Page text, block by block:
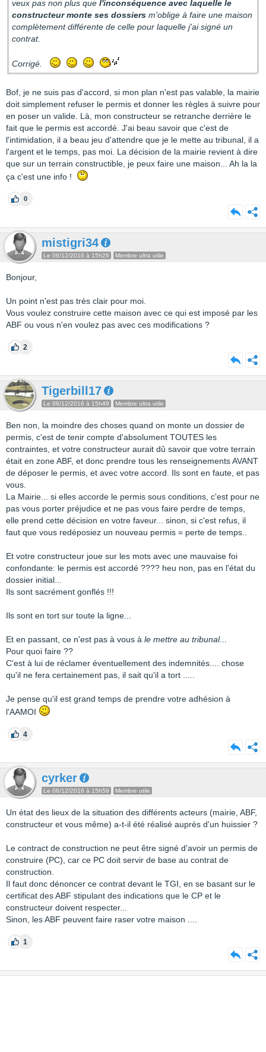
veux pas non plus que l'inconséquence avec laquelle le
constructeur monte ses dossiers m'oblige à faire une maison
complètement différente de celle pour laquelle j'ai signé un
contrat.
Corrigé.
Bof, je ne suis pas d'accord, si mon plan n'est pas valable, la mairie
doit simplement refuser le permis et donner les règles à suivre pour
en poser un valide. Là, mon constructeur se retranche derrière le
fait que le permis est accordé. J'ai beau savoir que c'est de
l'intimidation, il a beau jeu d'attendre que je le mette au tribunal, il a
l'argent et le temps, pas moi. La décision de la mairie revient à dire
que sur un terrain constructible, je peux faire une maison... Ah la la
ça c'est une info !
0
mistigri34
Le 06/12/2016 à 15h26 Membre ultra utile
Bonjour,
Un point n'est pas très clair pour moi.
Vous voulez construire cette maison avec ce qui est imposé par les
ABF ou vous n'en voulez pas avec ces modifications ?
2
Tigerbill17
Le 06/12/2016 à 15h49 Membre ultra utile
Ben non, la moindre des choses quand on monte un dossier de
permis, c'est de tenir compte d'absolument TOUTES les
contraintes, et votre constructeur aurait dû savoir que votre terrain
était en zone ABF, et donc prendre tous les renseignements AVANT
de déposer le permis, et avec votre accord. Ils sont en faute, et pas
vous.
La Mairie... si elles accorde le permis sous conditions, c'est pour ne
pas vous porter préjudice et ne pas vous faire perdre de temps,
elle prend cette décision en votre faveur... sinon, si c'est refus, il
faut que vous redéposiez un nouveau permis = perte de temps..
Et votre constructeur joue sur les mots avec une mauvaise foi
confondante: le permis est accordé ???? heu non, pas en l'état du
dossier initial...
Ils sont sacrément gonflés !!!
Ils sont en tort sur toute la ligne...
Et en passant, ce n'est pas à vous à le mettre au tribunal...
Pour quoi faire ??
C'est à lui de réclamer éventuellement des indemnités.... chose
qu'il ne fera certainement pas, il sait qu'il a tort .....
Je pense qu'il est grand temps de prendre votre adhésion à
l'AAMOI
4
cyrker
Le 06/12/2016 à 15h59 Membre utile
Un état des lieux de la situation des différents acteurs (mairie, ABF,
constructeur et vous même) a-t-il été réalisé auprès d'un huissier ?
Le contract de construction ne peut être signé d'avoir un permis de
construire (PC), car ce PC doit servir de base au contrat de
construction.
Il faut donc dénoncer ce contrat devant le TGI, en se basant sur le
certificat des ABF stipulant des indications que le CP et le
constructeur doivent respecter...
Sinon, les ABF peuvent faire raser votre maison ....
1